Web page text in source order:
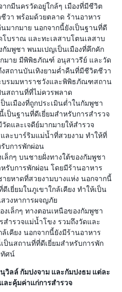
กมีนครวัดอยู่ใกล้ๆ เมืองที่มีชีวิต
วา พร้อมด้วยตลาด ร้านอาหาร
มากมาย นอกจากนี้ยังเป็นฐานที่ดี
โบราณ และทะเลสาบโตนเลสาบ
กัมพูชา พนมเปญเป็นเมืองที่คึกคัก
มาย มีพิพิธภัณฑ์ อนุสาวรีย์ และวัด
สถานบันเทิงยามค่ำคืนที่มีชีวิตชีวา
บรมมหาราชวังและพิพิธภัณฑสถาน
นสถานที่ที่ไม่ควรพลาด
นเมืองที่ถูกประเมินต่ำในกัมพูชา
เป็นฐานที่ดีเยี่ยมสำหรับการสำรวจ
และเจดีย์มากมายให้สำรวจ
ละบาร์ริมแม่น้ำที่สวยงาม ทำให้ที่
บการพักผ่อน
ล็กๆ บนชายฝั่งทางใต้ของกัมพูชา
รับการพักผ่อน โดยมีร้านอาหาร
ยหาดที่สวยงามบางแห่ง นอกจากนี้
เยี่ยมในภูเขาใกล้เคียง ทำให้เป็น
วงหาการผจญภัย
งเล็กๆ ทางตอนเหนือของกัมพูชา
สำรวจแม่น้ำโขง รวมถึงวัดและ
เคียง นอกจากนี้ยังมีร้านอาหาร
ป็นสถานที่ที่ดีเยี่ยมสำหรับการพัก
ทัศน์
วิลล์ กัมปงจาม และกัมปงธม แต่ละ
ละคุ้มค่าแก่การสำรวจ